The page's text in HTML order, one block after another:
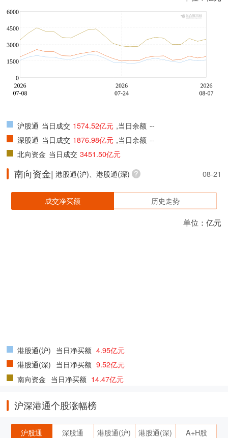
沪股通 当日成交 1574.52亿元 ,当日余额 --
深股通 当日成交 1876.98亿元 ,当日余额 --
北向资金 当日成交 3451.50亿元
南向资金| 港股通(沪)、港股通(深) 08-21
成交净买额 历史走势
单位：亿元
港股通(沪) 当日净买额 4.95亿元
港股通(深) 当日净买额 9.52亿元
南向资金 当日净买额 14.47亿元
沪深港通个股涨幅榜
沪股通 深股通 港股通(沪) 港股通(深) A+H股